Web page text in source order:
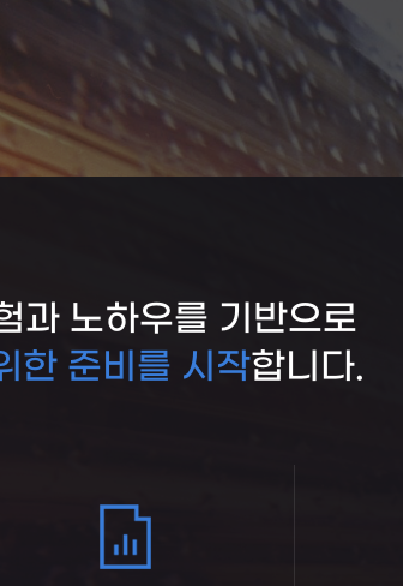
과 노하우를 기반으로
한 준비를 시작합니다.